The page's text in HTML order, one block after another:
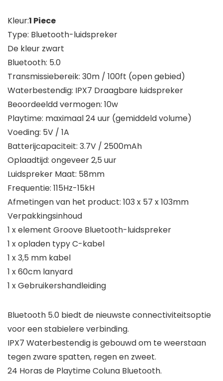
Kleur:1 Piece
Type: Bluetooth-luidspreker
De kleur zwart
Bluetooth: 5.0
Transmissiebereik: 30m / 100ft (open gebied)
Waterbestendig: IPX7 Draagbare luidspreker
Beoordeeldd vermogen: 10w
Playtime: maximaal 24 uur (gemiddeld volume)
Voeding: 5V / 1A
Batterijcapaciteit: 3.7V / 2500mAh
Oplaadtijd: ongeveer 2,5 uur
Luidspreker Maat: 58mm
Frequentie: 115Hz-15kH
Afmetingen van het product: 103 x 57 x 103mm
Verpakkingsinhoud
1 x element Groove Bluetooth-luidspreker
1 x opladen typy C-kabel
1 x 3,5 mm kabel
1 x 60cm lanyard
1 x Gebruikershandleiding
Bluetooth 5.0 biedt de nieuwste connectiviteitsoptie
voor een stabielere verbinding.
IPX7 Waterbestendig is gebouwd om te weerstaan ​​
tegen zware spatten, regen en zweet.
24 Horas de Playtime Coluna Bluetooth.